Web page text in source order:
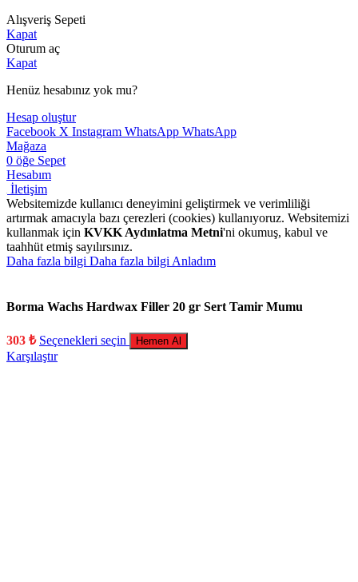
Alışveriş Sepeti
Kapat
Oturum aç
Kapat
Henüz hesabınız yok mu?
Hesap oluştur
Facebook X Instagram WhatsApp WhatsApp
Mağaza
0 öğe Sepet
Hesabım
İletişim
Websitemizde kullanıcı deneyimini geliştirmek ve verimliliği
artırmak amacıyla bazı çerezleri (cookies) kullanıyoruz. Websitemizi
kullanmak için KVKK Aydınlatma Metni'ni okumuş, kabul ve
taahhüt etmiş sayılırsınız.
Daha fazla bilgi Daha fazla bilgi Anladım
Borma Wachs Hardwax Filler 20 gr Sert Tamir Mumu
303 ₺ Seçenekleri seçin Hemen Al
Karşılaştır